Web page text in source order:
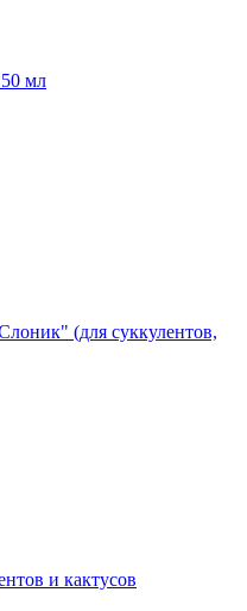
мл
(для суккулентов,
и кактусов